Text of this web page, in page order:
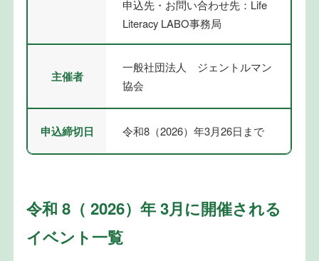
申込先・お問い合わせ先：Life
Literacy LABO事務局
主催者
一般社団法人 ジェントルマン
協会
申込締切日 令和8（2026）年3月26日まで
令和 8（ 2026）年 3月に開催される
イベント一覧